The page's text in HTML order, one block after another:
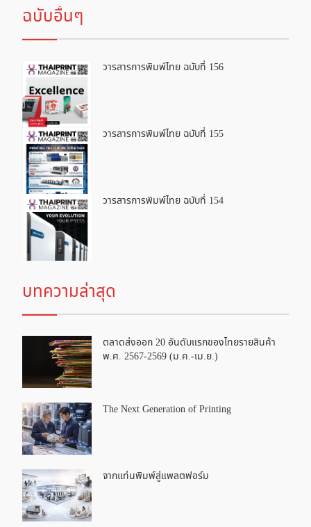
ฉบับอื่นๆ
วารสารการพิมพ์ไทย ฉบับที่ 156
วารสารการพิมพ์ไทย ฉบับที่ 155
วารสารการพิมพ์ไทย ฉบับที่ 154
บทความล่าสุด
ตลาดส่งออก 20 อันดับแรกของไทยรายสินค้า
พ.ศ. 2567-2569 (ม.ค.-เม.ย.)
The Next Generation of Printing
จากแท่นพิมพ์สู่แพลตฟอร์ม